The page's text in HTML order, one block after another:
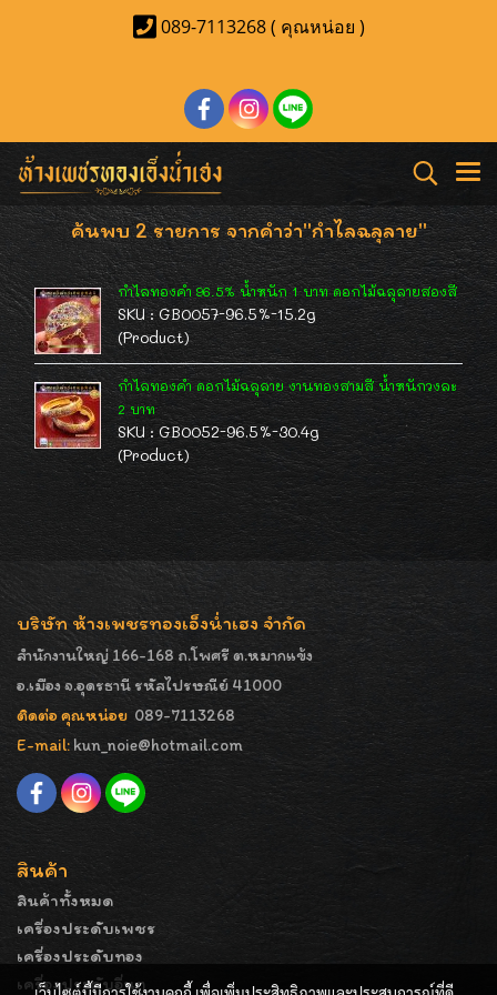
089-7113268 ( คุณหน่อย )
ค้นพบ 2 รายการ จากคำว่า"กำไลฉลุลาย"
กำไลทองคำ 96.5% น้ำหนัก 1 บาท ดอกไม้ฉลุลายสองสี
SKU : GB0057-96.5%-15.2g
(Product)
กำไลทองคำ ดอกไม้ฉลุลาย งานทองสามสี น้ำหนักวงละ
2 บาท
SKU : GB0052-96.5%-30.4g
(Product)
บริษัท ห้างเพชรทองเอ็งน่ำเฮง จำกัด
สำนักงานใหญ่ 166-168 ถ.โพศรี ต.หมากแข้ง
อ.เมือง จ.อุดรธานี รหัสไปรษณีย์ 41000
ติดต่อ คุณหน่อย 089-7113268
E-mail: kun_noie@hotmail.com
สินค้า
สินค้าทั้งหมด
เครื่องประดับเพชร
เครื่องประดับทอง
เครื่องประดับอื่นๆ